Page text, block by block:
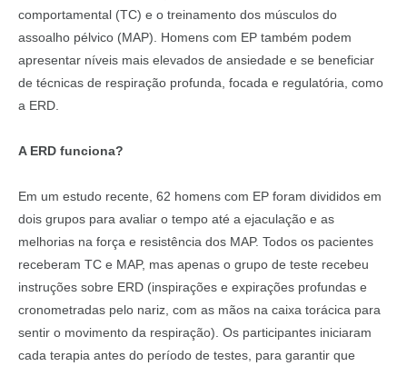
comportamental (TC) e o treinamento dos músculos do
assoalho pélvico (MAP). Homens com EP também podem
apresentar níveis mais elevados de ansiedade e se beneficiar
de técnicas de respiração profunda, focada e regulatória, como
a ERD.
A ERD funciona?
Em um estudo recente, 62 homens com EP foram divididos em
dois grupos para avaliar o tempo até a ejaculação e as
melhorias na força e resistência dos MAP. Todos os pacientes
receberam TC e MAP, mas apenas o grupo de teste recebeu
instruções sobre ERD (inspirações e expirações profundas e
cronometradas pelo nariz, com as mãos na caixa torácica para
sentir o movimento da respiração). Os participantes iniciaram
cada terapia antes do período de testes, para garantir que